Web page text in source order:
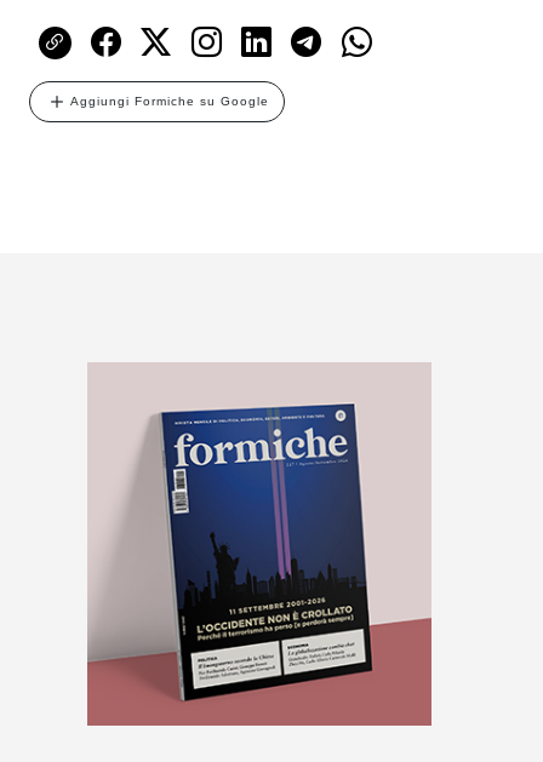
Aggiungi Formiche su Google